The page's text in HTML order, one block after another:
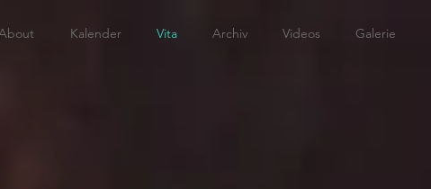
Kalender Vita Archiv Videos Galerie